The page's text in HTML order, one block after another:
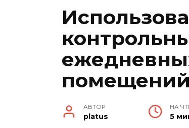
помещений
АВТОР
platus
НА
5